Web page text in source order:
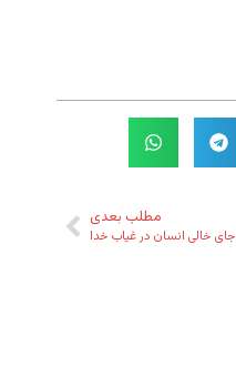
مطلب بعدی
جای خالی انسان در غیاب خدا